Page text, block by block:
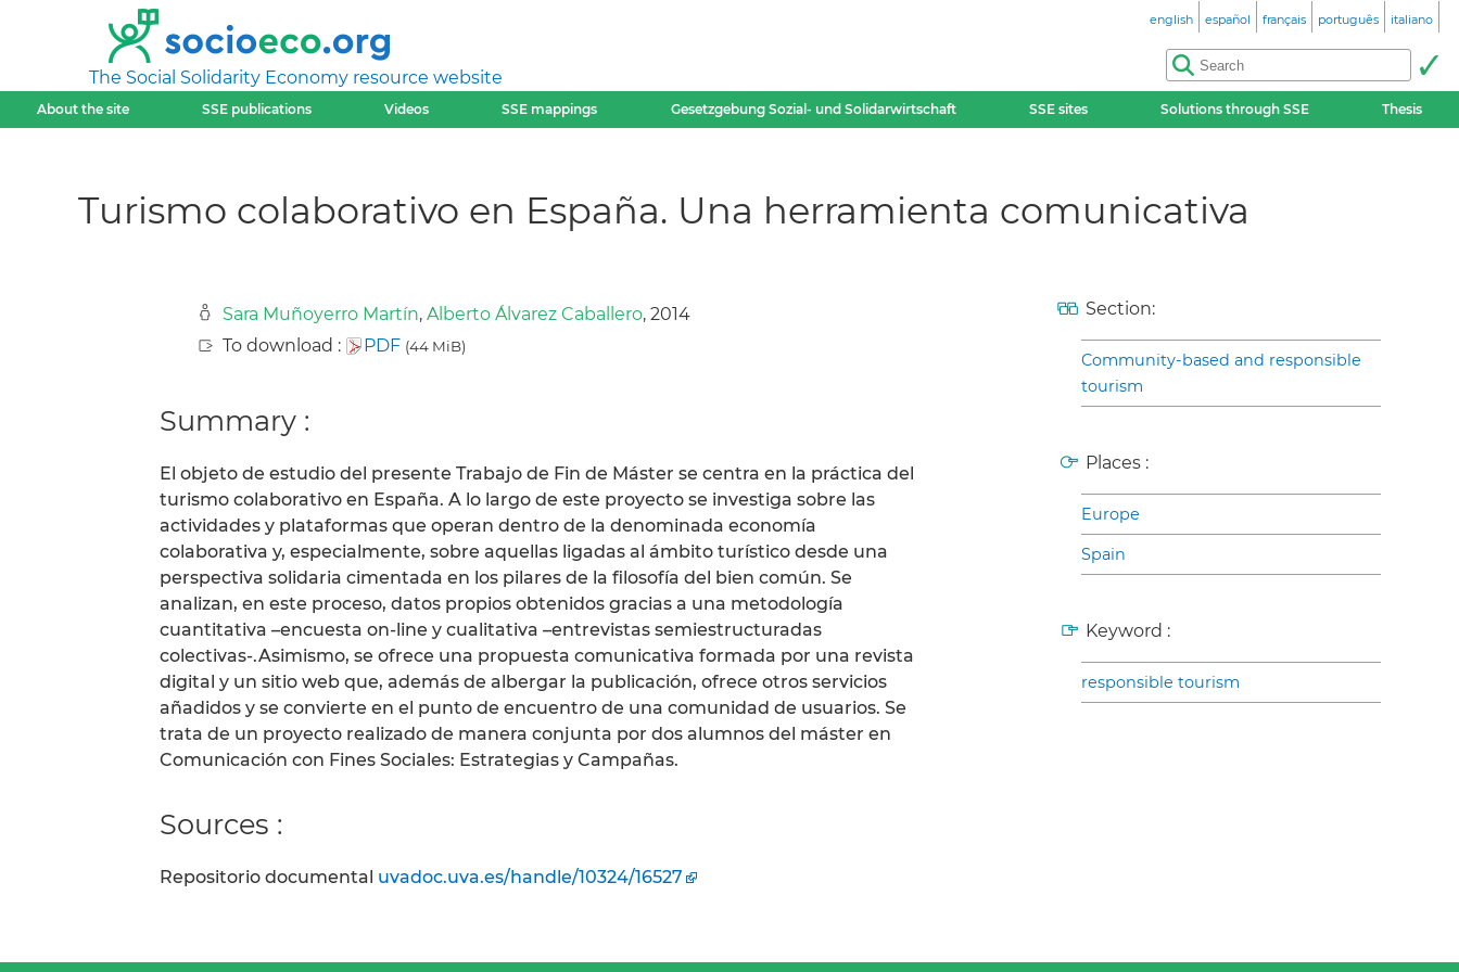
The Social Solidarity Economy resource website
english español français português italiano
About the site SSE publications Videos SSE mappings Gesetzgebung Sozial- und Solidarwirtschaft SSE sites Solutions through SSE Thesis
Turismo colaborativo en España. Una herramienta comunicativa
Sara Muñoyerro Martín, Alberto Álvarez Caballero, 2014
To download :
PDF (44 MiB)
Summary :
El objeto de estudio del presente Trabajo de Fin de Máster se centra en la práctica del
turismo colaborativo en España. A lo largo de este proyecto se investiga sobre las
actividades y plataformas que operan dentro de la denominada economía
colaborativa y, especialmente, sobre aquellas ligadas al ámbito turístico desde una
perspectiva solidaria cimentada en los pilares de la filosofía del bien común. Se
analizan, en este proceso, datos propios obtenidos gracias a una metodología
cuantitativa –encuesta on-line y cualitativa –entrevistas semiestructuradas
colectivas-.Asimismo, se ofrece una propuesta comunicativa formada por una revista
digital y un sitio web que, además de albergar la publicación, ofrece otros servicios
añadidos y se convierte en el punto de encuentro de una comunidad de usuarios. Se
trata de un proyecto realizado de manera conjunta por dos alumnos del máster en
Comunicación con Fines Sociales: Estrategias y Campañas.
Sources :
Repositorio documental uvadoc.uva.es/handle/10324/16527
Section:
Community-based and responsible
tourism
Places :
Europe
Spain
Keyword :
responsible tourism